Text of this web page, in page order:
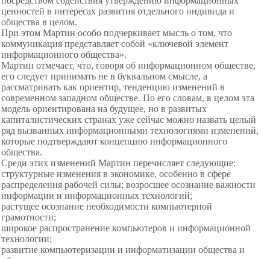
ценностей в интересах развития отдельного индивида и
общества в целом.
При этом Мартин особо подчеркивает мысль о том, что
коммуникация представляет собой «ключевой элемент
информационного общества».
Мартин отмечает, что, говоря об информационном обществе,
его следует принимать не в буквальном смысле, а
рассматривать как ориентир, тенденцию изменений в
современном западном обществе. По его словам, в целом эта
модель ориентирована на будущее, но в развитых
капиталистических странах уже сейчас можно назвать целый
ряд вызванных информационными технологиями изменений,
которые подтверждают концепцию информационного
общества.
Среди этих изменений Мартин перечисляет следующие:
структурные изменения в экономике, особенно в сфере
распределения рабочей силы; возросшее осознание важности
информации и информационных технологий;
растущее осознание необходимости компьютерной
грамотности;
широкое распространение компьютеров и информационной
технологии;
развитие компьютеризации и информатизации общества и